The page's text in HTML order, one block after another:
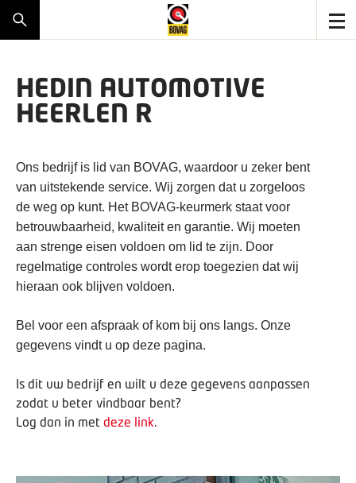
HEDIN AUTOMOTIVE
HEERLEN R
Ons bedrijf is lid van BOVAG, waardoor u zeker bent
van uitstekende service. Wij zorgen dat u zorgeloos
de weg op kunt. Het BOVAG-keurmerk staat voor
betrouwbaarheid, kwaliteit en garantie. Wij moeten
aan strenge eisen voldoen om lid te zijn. Door
regelmatige controles wordt erop toegezien dat wij
hieraan ook blijven voldoen.
Bel voor een afspraak of kom bij ons langs. Onze
gegevens vindt u op deze pagina.
Is dit uw bedrijf en wilt u deze gegevens aanpassen
zodat u beter vindbaar bent?
Log dan in met deze link.